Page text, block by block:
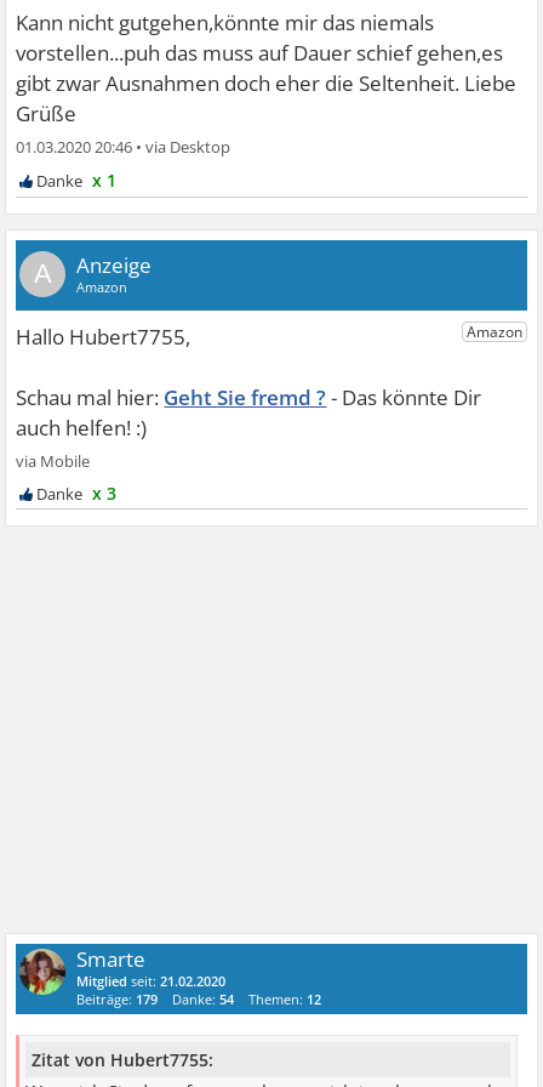
Kann nicht gutgehen,könnte mir das niemals
vorstellen...puh das muss auf Dauer schief gehen,es
gibt zwar Ausnahmen doch eher die Seltenheit. Liebe
Grüße
01.03.2020 20:46 •
x 1
A
Geht Sie fremd ?
x 3
Smarte
Mitglied seit:21.02.2020
Beiträge: 179 Danke:54 Themen: 12
Zitat von Hubert7755: